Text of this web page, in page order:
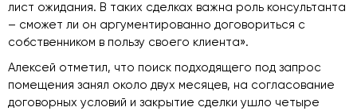
лист ожидания. В таких сделках важна роль консультанта
– сможет ли он аргументированно договориться с
собственником в пользу своего клиента».
Алексей отметил, что поиск подходящего под запрос
помещения занял около двух месяцев, на согласование
договорных условий и закрытие сделки ушло четыре